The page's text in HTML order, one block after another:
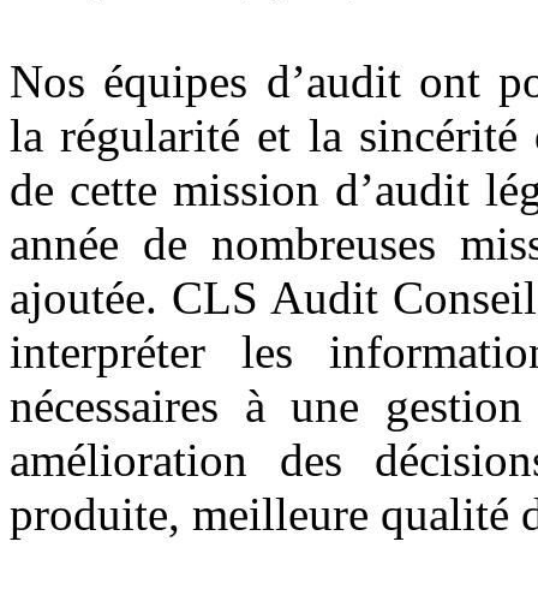
Nos équipes d’audit ont
la régularité et la sincérité
de cette mission d’audit
année de nombreuses
ajoutée. CLS Audit
interpréter les
nécessaires à une
amélioration des
produite, meilleure qualité